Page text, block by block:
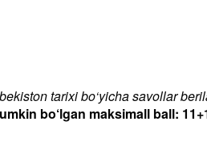
tarixi bo‘yicha savollar
bo‘lgan maksimall ball: